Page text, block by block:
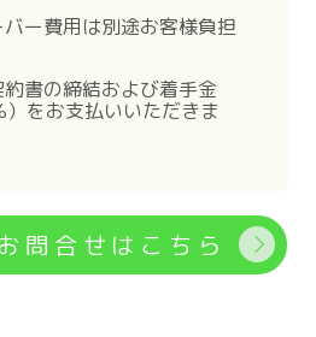
ー費用は別途お客様負担
書の締結および着手金
）をお支払いいただきま
問合せはこちら